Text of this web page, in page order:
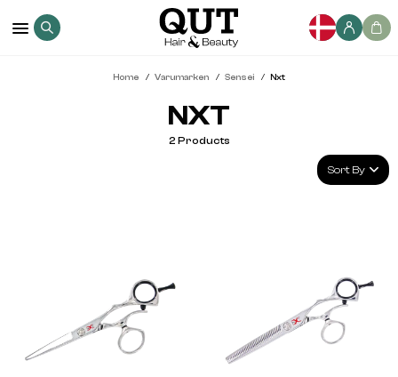
Home Varumarken Sensei Nxt
NXT
2 Products
Sort By